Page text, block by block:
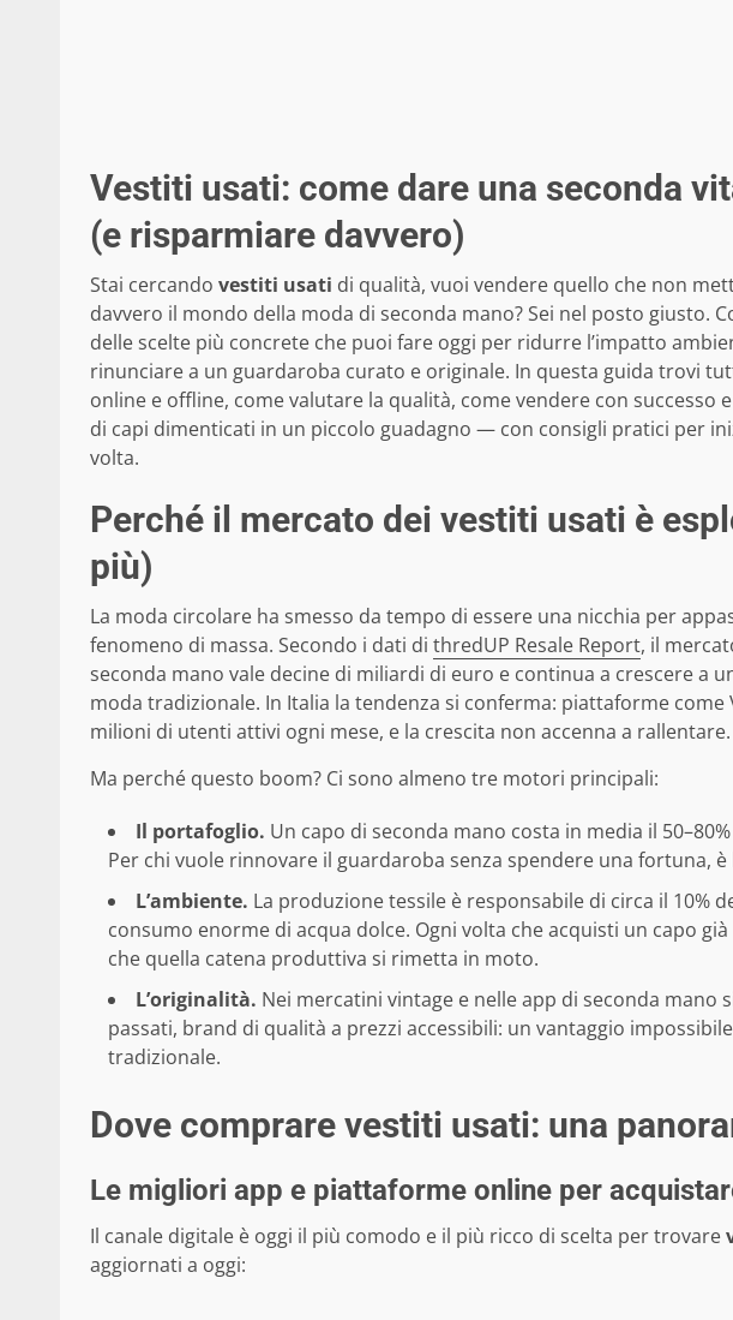
Vestiti usati: come dare una seconda
(e risparmiare davvero)
Stai cercando vestiti usati di qualità, vuoi vendere quello che non
davvero il mondo della moda di seconda mano? Sei nel posto giusto.
delle scelte più concrete che puoi fare oggi per ridurre l’impatto
rinunciare a un guardaroba curato e originale. In questa guida trovi
online e offline, come valutare la qualità, come vendere con successo
di capi dimenticati in un piccolo guadagno — con consigli pratici per
volta.
Perché il mercato dei vestiti usati è
più)
La moda circolare ha smesso da tempo di essere una nicchia per
fenomeno di massa. Secondo i dati di thredUP Resale Report, il
seconda mano vale decine di miliardi di euro e continua a crescere a
moda tradizionale. In Italia la tendenza si conferma: piattaforme
milioni di utenti attivi ogni mese, e la crescita non accenna a rallentare.
Ma perché questo boom? Ci sono almeno tre motori principali:
Il portafoglio. Un capo di seconda mano costa in media il
Per chi vuole rinnovare il guardaroba senza spendere una fortuna,
L’ambiente. La produzione tessile è responsabile di circa il 10%
consumo enorme di acqua dolce. Ogni volta che acquisti un capo
che quella catena produttiva si rimetta in moto.
L’originalità. Nei mercatini vintage e nelle app di seconda mano
passati, brand di qualità a prezzi accessibili: un vantaggio
tradizionale.
Dove comprare vestiti usati: una
Le migliori app e piattaforme online per
Il canale digitale è oggi il più comodo e il più ricco di scelta per trovare
aggiornati a oggi: